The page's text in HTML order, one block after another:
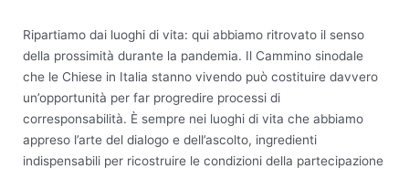
Ripartiamo dai luoghi di vita: qui abbiamo ritrovato il senso
della prossimità durante la pandemia. Il Cammino sinodale
che le Chiese in Italia stanno vivendo può costituire davvero
un’opportunità per far progredire processi di
corresponsabilità. È sempre nei luoghi di vita che abbiamo
appreso l’arte del dialogo e dell’ascolto, ingredienti
indispensabili per ricostruire le condizioni della partecipazione